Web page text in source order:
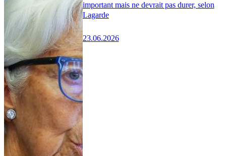
important mais ne devrait pas durer, selon
Lagarde
23.06.2026